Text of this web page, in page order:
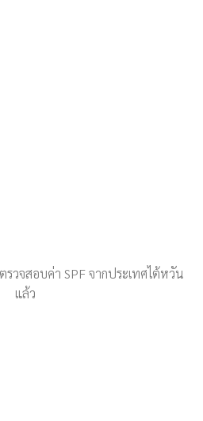
วจสอบค่า SPF จากประเทศไต้หวัน
แล้ว